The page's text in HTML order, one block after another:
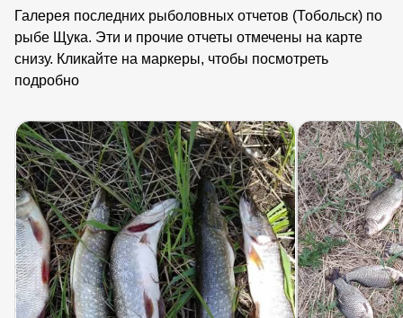
Галерея последних рыболовных отчетов (Тобольск) по
рыбе Щука. Эти и прочие отчеты отмечены на карте
снизу. Кликайте на маркеры, чтобы посмотреть
подробно